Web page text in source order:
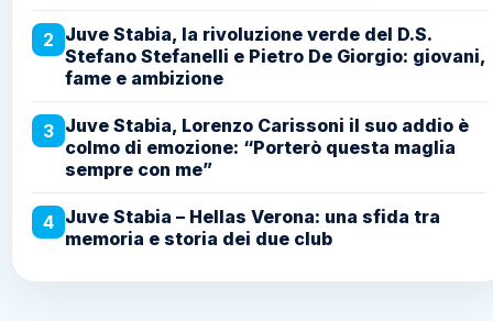
2 Juve Stabia, la rivoluzione verde del D.S.
Stefano Stefanelli e Pietro De Giorgio: giovani,
fame e ambizione
3 Juve Stabia, Lorenzo Carissoni il suo addio è
colmo di emozione: “Porterò questa maglia
sempre con me”
4 Juve Stabia – Hellas Verona: una sfida tra
memoria e storia dei due club